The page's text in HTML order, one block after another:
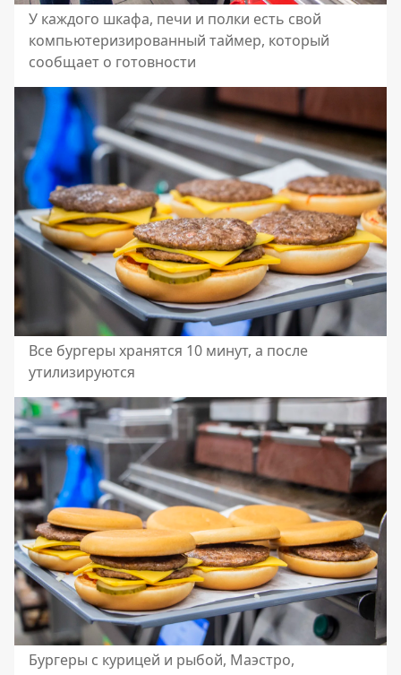
У каждого шкафа, печи и полки есть свой
компьютеризированный таймер, который
сообщает о готовности
Все бургеры хранятся 10 минут, а после
утилизируются
Бургеры с курицей и рыбой, Маэстро,